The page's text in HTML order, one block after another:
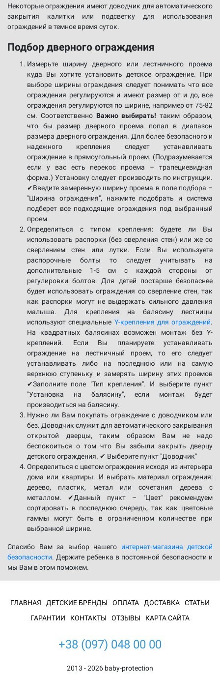
Некоторые ограждения имеют доводчик для автоматического
закрытия калитки или подсветку для использования
ограждений в темное время суток.
Подбор дверного ограждения
Измерьте ширину дверного или лестничного проема
куда Вы хотите установить детское ограждение. При
выборе ширины ограждения следует понимать что все
ограждения регулируются и имеют размер от и до, все
ограждения регулируются по ширине, например от 75-82
см. Соответственно Важно выбирать! таким образом,
что бы размер дверного проема попал в диапазон
размера дверного ограждения. Для более безопасного и
надежного крепления следует устанавливать
ограждение в прямоугольный проем. (Подразумевается
если у вас есть перекос проема – трапециевидная
форма.) Установку следует производить по инструкции.
✔Введите замеренную ширину проема в поле подбора –
"Ширина ограждения", нажмите подобрать и система
подберет все подходящие ограждения под выбранный
проем.
Определиться с типом крепления: будете ли Вы
использовать распорки (без сверления стен) или же со
сверлением стен или лутки. Если Вы используете
распорочные болты то следует учитывать на
дополнительные 1-5 см с каждой стороны от
регулировки болтов. Для детей постарше безопаснее
будет использовать ограждения со сверление стен, так
как распорки могут не выдержать сильного давления
малыша. Для крепления на балясину лестницы
используют специальные Y-крепления для ограждений.
На квадратных балясинах возможен монтаж без Y-
креплений. Если Вы планируете устанавливать
ограждение на лестничный проем, то его следует
устанавливать либо на последнюю или на самую
верхнюю ступеньку и замерять ширину этих проемов
✔Заполните поле "Тип крепления". И выберите пункт
"Установка на балясину", если монтаж будет
производиться на балясину.
Нужно ли Вам покупать ограждение с доводчиком или
без. Доводчик служит для автоматического закрывания
открытой дверцы, таким образом Вам не надо
беспокоиться о том что Вы забыли закрыть дверцу
детского ограждения. ✔ Выберите пункт "Доводчик"
Определиться с цветом ограждения исходя из интерьера
дома или квартиры. И выбрать материал ограждения:
дерево, пластик, метал или сочетания дерева с
металлом. ✔Данный пункт – "Цвет" рекомендуем
сортировать в последнюю очередь, так как цветовые
гаммы могут быть в ограниченном количестве при
выбранной ширине.
Спасибо Вам за выбор нашего интернет-магазина детской
безопасности. Держите ребенка в постоянной безопасности и
мы Вам в этом поможем.
ГЛАВНАЯ ДЕТСКИЕ БРЕНДЫ ОПЛАТА ДОСТАВКА
СТАТЬИ
ГАРАНТИИ
КОНТАКТЫ ОТЗЫВЫ КАРТА САЙТА
+38 (097) 048 00 00
2013 - 2026 baby-protection